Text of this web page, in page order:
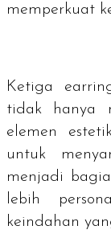
memperkuat
Ketiga
tidak hanya
elemen
untuk
menjadi
lebih
keindahan